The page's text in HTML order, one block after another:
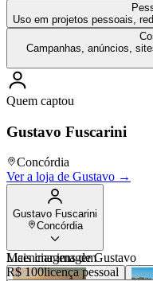
Uso em projetos pessoais,
Campanhas, anúncios,
Quem captou
Gustavo Fuscarini
Concórdia
Ver a loja de Gustavo →
Gustavo Fuscarini
Concórdia
Mais imagens deGustavo
Licenciar imagem
R$ 100licença pessoal